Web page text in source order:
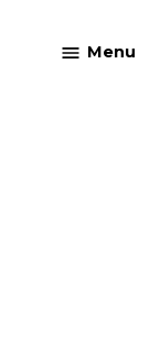
Menu